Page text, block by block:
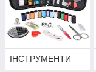
ІНСТРУМЕНТИ